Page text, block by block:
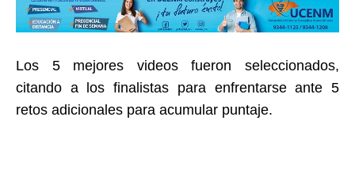
Los 5 mejores videos fueron seleccionados,
citando a los finalistas para enfrentarse ante 5
retos adicionales para acumular puntaje.